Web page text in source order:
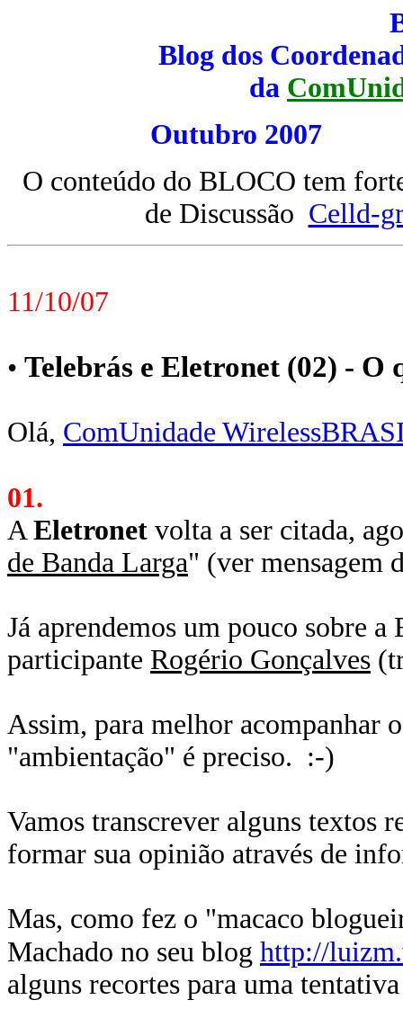
Blog dos
da
Outubro
O conteúdo do BLOCO tem
de Discussão Celld-
11/10/07
• Telebrás e Eletronet (02) - O
Olá, ComUnidade
01.
AEletronet volta a ser citada,
de Banda Larga" (ver mensagem
Já aprendemos um pouco sobre a
participante Rogério Gonçalves
Assim, para melhor acompanhar
"ambientação" é preciso. :-)
Vamos transcrever alguns textos
formar sua opinião através de
Mas, como fez o "macaco
Machado no seu blog http://luizm.
alguns recortes para uma